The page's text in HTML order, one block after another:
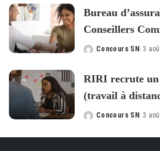
Bureau
Conseillers
Posted
Concours SN 3
RIRI recrute
(travail à
Posted
Concours SN 3